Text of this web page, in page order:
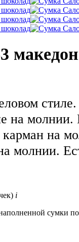
на
на
молнии.
i
сумки